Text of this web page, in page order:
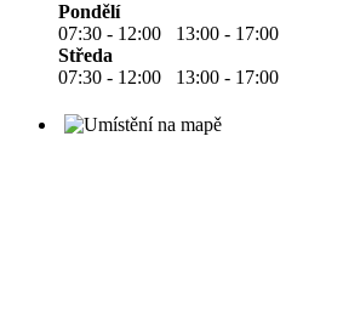
Pondělí
07:30 - 12:00 13:00 - 17:00
Středa
07:30 - 12:00 13:00 - 17:00